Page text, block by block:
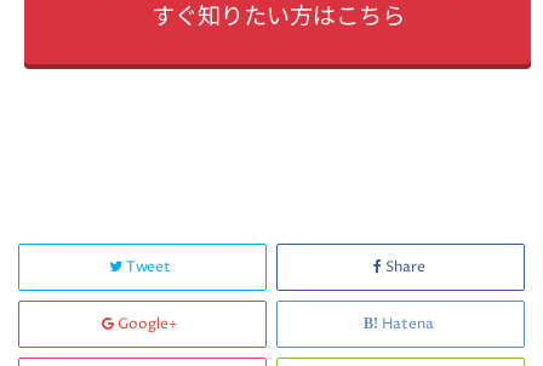
すぐ知りたい方はこちら
Tweet Share
Google+ Hatena